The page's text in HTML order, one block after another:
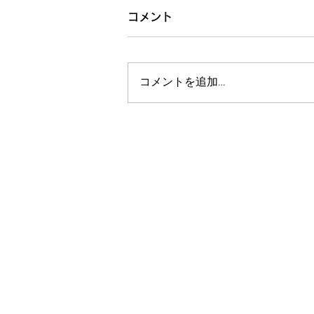
コメント
コメントを追加…